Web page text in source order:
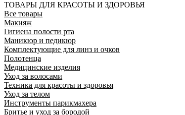
ТОВАРЫ ДЛЯ КРАСОТЫ И ЗДОРОВЬЯ
Все товары
Макияж
Гигиена полости рта
Маникюр и педикюр
Комплектующие для линз и очков
Полотенца
Медицинские изделия
Уход за волосами
Техника для красоты и здоровья
Уход за телом
Инструменты парикмахера
Бритье и уход за бородой